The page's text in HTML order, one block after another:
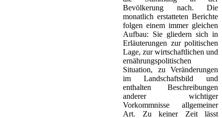
Bevölkerung nach. Die
monatlich erstatteten Berichte
folgen einem immer gleichen
Aufbau: Sie gliedern sich in
Erläuterungen zur politischen
Lage, zur wirtschaftlichen und
ernährungspolitischen
Situation, zu Veränderungen
im Landschaftsbild und
enthalten Beschreibungen
anderer wichtiger
Vorkommnisse allgemeiner
Art. Zu keiner Zeit lässt